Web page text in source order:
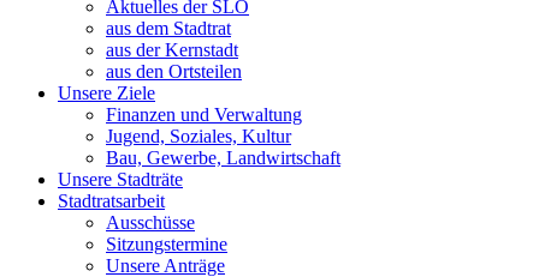
Aktuelles der SLO
aus dem Stadtrat
aus der Kernstadt
aus den Ortsteilen
Unsere Ziele
Finanzen und Verwaltung
Jugend, Soziales, Kultur
Bau, Gewerbe, Landwirtschaft
Unsere Stadträte
Stadtratsarbeit
Ausschüsse
Sitzungstermine
Unsere Anträge